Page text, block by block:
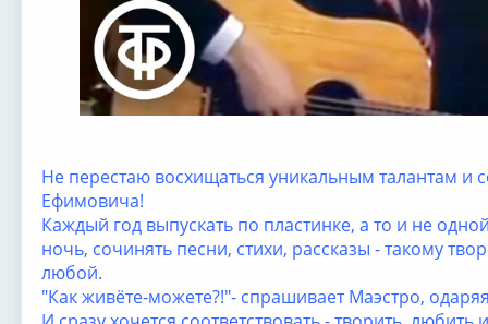
Не перестаю восхищаться уникальным талантам и
Ефимовича!
Каждый год выпускать по пластинке, а то и не
ночь, сочинять песни, стихи, рассказы - такому
любой.
"Как живёте-можете?!"- спрашивает Маэстро,